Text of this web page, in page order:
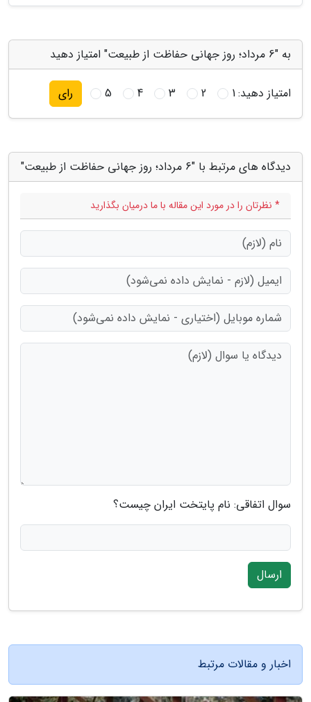
به "6 مرداد؛ روز جهانی حفاظت از طبیعت" امتیاز دهید
امتیاز دهید:1
2
3
4
5 رای
دیدگاه های مرتبط با "6 مرداد؛ روز جهانی حفاظت از طبیعت"
* نظرتان را در مورد این مقاله با ما درمیان بگذارید
سوال اتفاقی: نام پایتخت ایران چیست؟
ارسال
اخبار و مقالات مرتبط